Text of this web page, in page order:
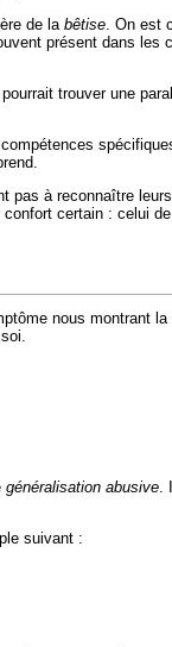
de la bêtise. On est
présent dans les
trouver une
à reconnaître
certain : celui
nous montrant
généralisation abusive.
suivant :